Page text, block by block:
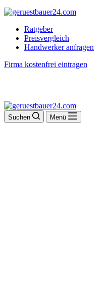
Ratgeber
Preisvergleich
Handwerker anfragen
Firma kostenfrei eintragen
Suchen Menü